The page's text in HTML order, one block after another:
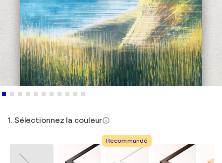
1. Sélectionnez la couleur
Recommandé